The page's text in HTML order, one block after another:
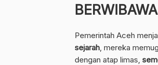
BERWIBAWA
Pemerintah Aceh
sejarah, mereka
dengan atap limas,